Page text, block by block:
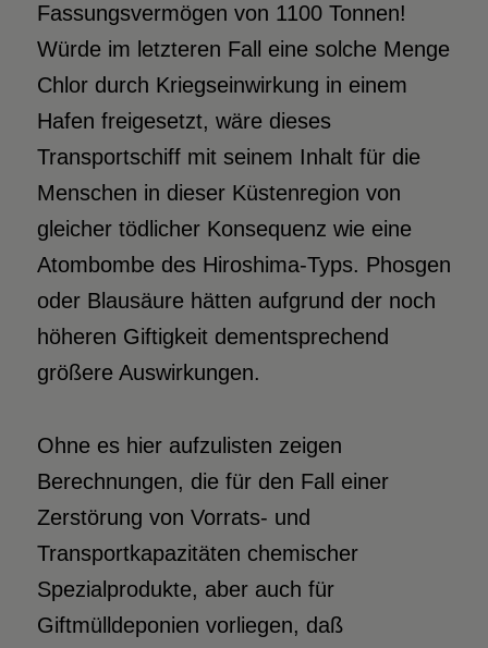
Fassungsvermögen von 1100 Tonnen!
Würde im letzteren Fall eine solche Menge
Chlor durch Kriegseinwirkung in einem
Hafen freigesetzt, wäre dieses
Transportschiff mit seinem Inhalt für die
Menschen in dieser Küstenregion von
gleicher tödlicher Konsequenz wie eine
Atombombe des Hiroshima-Typs. Phosgen
oder Blausäure hätten aufgrund der noch
höheren Giftigkeit dementsprechend
größere Auswirkungen.
Ohne es hier aufzulisten zeigen
Berechnungen, die für den Fall einer
Zerstörung von Vorrats- und
Transportkapazitäten chemischer
Spezialprodukte, aber auch für
Giftmülldeponien vorliegen, daß